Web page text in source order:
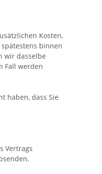
Kosten,
binnen
wir dasselbe
Fall werden
haben, dass Sie
Vertrags